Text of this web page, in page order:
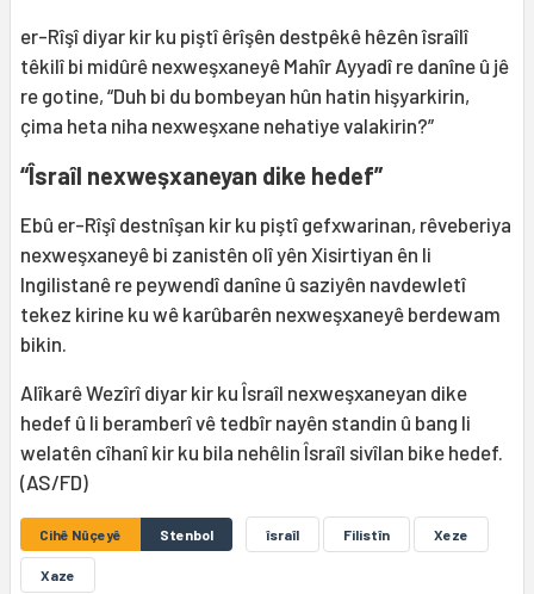
er-Rîşî diyar kir ku piştî êrîşên destpêkê hêzên îsraîlî
têkilî bi midûrê nexweşxaneyê Mahîr Ayyadî re danîne û jê
re gotine, “Duh bi du bombeyan hûn hatin hişyarkirin,
çima heta niha nexweşxane nehatiye valakirin?”
“Îsraîl nexweşxaneyan dike hedef”
Ebû er-Rîşî destnîşan kir ku piştî gefxwarinan, rêveberiya
nexweşxaneyê bi zanistên olî yên Xisirtiyan ên li
Ingilistanê re peywendî danîne û saziyên navdewletî
tekez kirine ku wê karûbarên nexweşxaneyê berdewam
bikin.
Alîkarê Wezîrî diyar kir ku Îsraîl nexweşxaneyan dike
hedef û li beramberî vê tedbîr nayên standin û bang li
welatên cîhanî kir ku bila nehêlin Îsraîl sivîlan bike hedef.
(AS/FD)
Cihê Nûçeyê Stenbol îsraîl Filistîn Xeze
Xaze